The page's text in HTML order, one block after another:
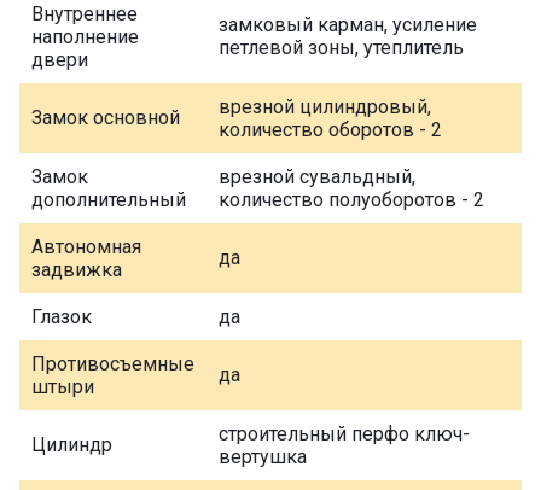
Внутреннее
наполнение
двери
замковый карман, усиление
петлевой зоны, утеплитель
Замок основной
врезной цилиндровый,
количество оборотов - 2
Замок
дополнительный
врезной сувальдный,
количество полуоборотов - 2
Автономная
задвижка
да
Глазок да
Противосъемные
штыри
да
Цилиндр
строительный перфо ключ-
вертушка